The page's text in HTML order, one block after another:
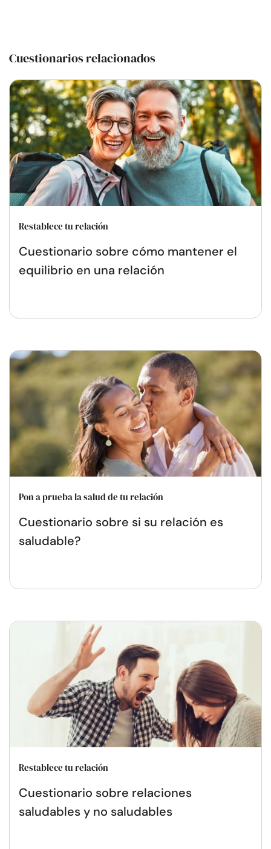
Cuestionarios relacionados
Restablece tu relación
Cuestionario sobre cómo mantener el
equilibrio en una relación
Pon a prueba la salud de tu relación
Cuestionario sobre si su relación es
saludable?
Restablece tu relación
Cuestionario sobre relaciones
saludables y no saludables